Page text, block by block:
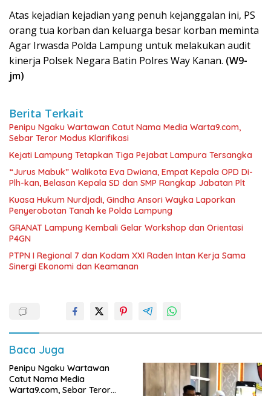
Atas kejadian kejadian yang penuh kejanggalan ini, PS
orang tua korban dan keluarga besar korban meminta
Agar Irwasda Polda Lampung untuk melakukan audit
kinerja Polsek Negara Batin Polres Way Kanan. (W9-
jm)
Berita Terkait
Penipu Ngaku Wartawan Catut Nama Media Warta9.com,
Sebar Teror Modus Klarifikasi
Kejati Lampung Tetapkan Tiga Pejabat Lampura Tersangka
“Jurus Mabuk” Walikota Eva Dwiana, Empat Kepala OPD Di-
Plh-kan, Belasan Kepala SD dan SMP Rangkap Jabatan Plt
Kuasa Hukum Nurdjadi, Gindha Ansori Wayka Laporkan
Penyerobotan Tanah ke Polda Lampung
GRANAT Lampung Kembali Gelar Workshop dan Orientasi
P4GN
PTPN I Regional 7 dan Kodam XXI Raden Intan Kerja Sama
Sinergi Ekonomi dan Keamanan
Baca Juga
Penipu Ngaku Wartawan
Catut Nama Media
Warta9.com, Sebar Teror